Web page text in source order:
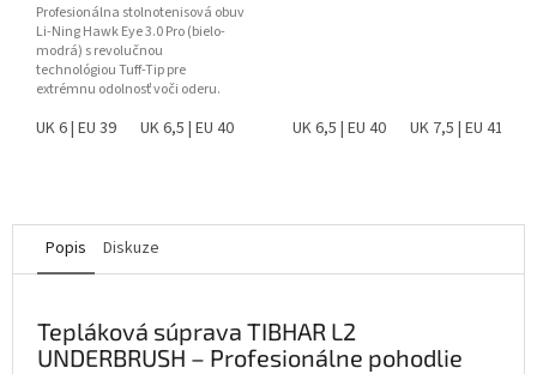
Profesionálna stolnotenisová obuv
Li-Ning Hawk Eye 3.0 Pro (bielo-
modrá) s revolučnou
technológiou Tuff-Tip pre
extrémnu odolnosť voči oderu.
UK 6 | EU 39 UK 6,5 | EU 40 UK 7,5 | EU 41 UK 8 | EU 42 UK 8,5 |
UK 6,5 | EU 40 UK 7,5 | EU 41
Popis Diskuze
Tepláková súprava TIBHAR L2
UNDERBRUSH – Profesionálne pohodlie